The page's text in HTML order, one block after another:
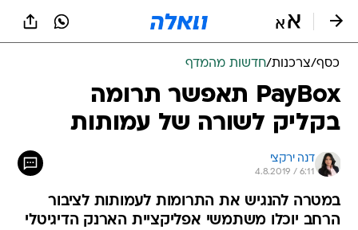
כסף/צרכנות/חדשות מהמדף
PayBox תאפשר תרומה
בקליק לשורה של עמותות
דנה ירקצי
4.8.2019 / 6:11
במטרה להנגיש את התרומות לעמותות לציבור
הרחב יוכלו משתמשי אפליקציית הארנק הדיגיטלי